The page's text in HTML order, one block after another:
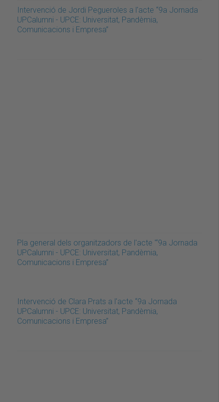
Intervenció de Jordi Pegueroles a l'acte “9a Jornada
UPCalumni - UPCE: Universitat, Pandèmia,
Comunicacions i Empresa”
Pla general dels organitzadors de l'acte '“9a Jornada
UPCalumni - UPCE: Universitat, Pandèmia,
Comunicacions i Empresa”
Intervenció de Clara Prats a l'acte “9a Jornada
UPCalumni - UPCE: Universitat, Pandèmia,
Comunicacions i Empresa”